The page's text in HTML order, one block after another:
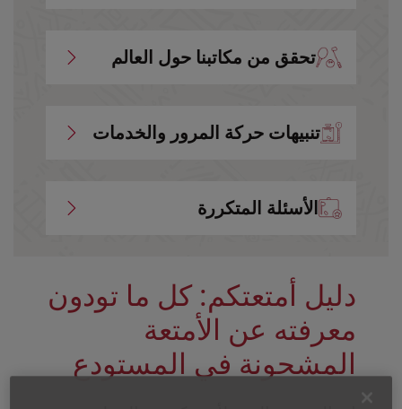
تحقق من مكاتبنا حول العالم
تنبيهات حركة المرور والخدمات
الأسئلة المتكررة
دليل أمتعتكم: كل ما تودون
معرفته عن الأمتعة
المشحونة في المستودع